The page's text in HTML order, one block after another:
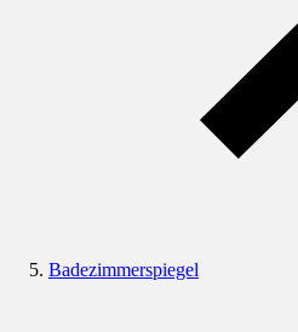
Badezimmerspiegel